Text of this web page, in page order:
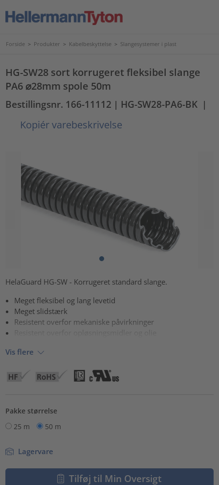
Forside > Produkter > Kabelbeskyttelse > Slangesystemer i plast
HG-SW28 sort korrugeret fleksibel slange
PA6 ⌀28mm spole 50m
Bestillingsnr. 166-11112 | HG-SW28-PA6-BK |
Kopiér varebeskrivelse
HelaGuard HG-SW - Korrugeret standard slange.
Meget fleksibel og lang levetid
Meget slidstærk
Resistent overfor mekaniske påvirkninger
Resistent overfor opløsningsmidler og olie
Vis flere
Pakke størrelse
25 m
50 m
Lagervare
Tilføj til Min Oversigt